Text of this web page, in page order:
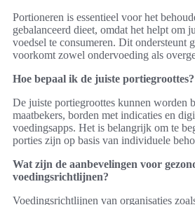
Portioneren is essentieel voor het
gebalanceerd dieet, omdat het helpt om
voedsel te consumeren. Dit ondersteunt
voorkomt zowel ondervoeding als
Hoe bepaal ik de juiste portiegroottes?
De juiste portiegroottes kunnen worden
maatbekers, borden met indicaties en
voedingsapps. Het is belangrijk om te
porties zijn op basis van individuele
Wat zijn de aanbevelingen voor
voedingsrichtlijnen?
Voedingsrichtlijnen van organisaties